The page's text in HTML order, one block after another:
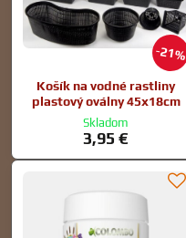
21%
Košík na vodné rastliny
plastový oválny 45x18cm
Skladom
3,95 €